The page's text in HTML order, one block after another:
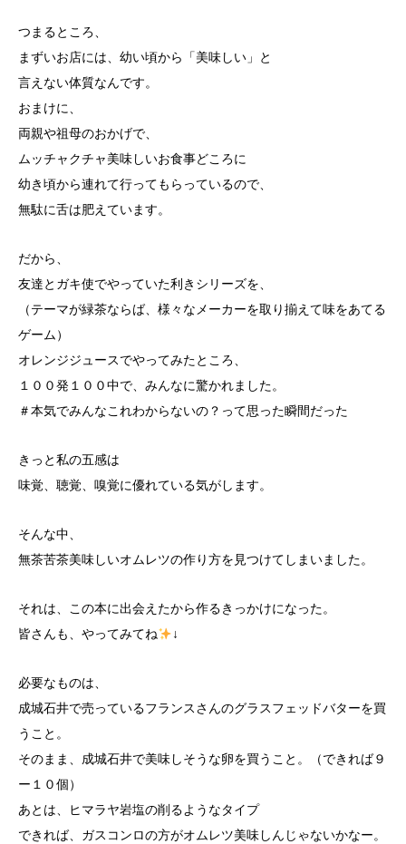
つまるところ、
まずいお店には、幼い頃から「美味しい」と
言えない体質なんです。
おまけに、
両親や祖母のおかげで、
ムッチャクチャ美味しいお食事どころに
幼き頃から連れて行ってもらっているので、
無駄に舌は肥えています。
だから、
友達とガキ使でやっていた利きシリーズを、
（テーマが緑茶ならば、様々なメーカーを取り揃えて味をあてる
ゲーム）
オレンジジュースでやってみたところ、
１００発１００中で、みんなに驚かれました。
＃本気でみんなこれわからないの？って思った瞬間だった
きっと私の五感は
味覚、聴覚、嗅覚に優れている気がします。
そんな中、
無茶苦茶美味しいオムレツの作り方を見つけてしまいました。
それは、この本に出会えたから作るきっかけになった。
皆さんも、やってみてね
↓
必要なものは、
成城石井で売っているフランスさんのグラスフェッドバターを買
うこと。
そのまま、成城石井で美味しそうな卵を買うこと。（できれば９
ー１０個）
あとは、ヒマラヤ岩塩の削るようなタイプ
できれば、ガスコンロの方がオムレツ美味しんじゃないかなー。